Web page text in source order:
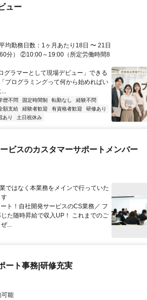
ュー
均勤務日数：1ヶ月あたり18日 〜 21日
分） ②10:00～19:00（所定労働時間8
グラマーとして現場デビュー」できる
プログラミングって何から始めればい
...
歴不問 固定時間制 転勤なし
経験不問
額支給 経験者歓迎 有資格者歓迎
研修あり
あり 土日祝休み
ビスのカスタマーサポートメンバー
ではなく本業務をメインで行っていた
ト！自社開発サービスのCS業務／ フ
た随時昇給で収入UP！ これまでのご
...
ート事務|研修充実
可能